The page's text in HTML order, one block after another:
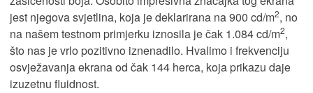
jest njegova svjetlina, koja je deklarirana na 900 cd/m2, no
na našem testnom primjerku iznosila je čak 1.084 cd/m2,
što nas je vrlo pozitivno iznenadilo. Hvalimo i frekvenciju
osvježavanja ekrana od čak 144 herca, koja prikazu daje
izuzetnu fluidnost.